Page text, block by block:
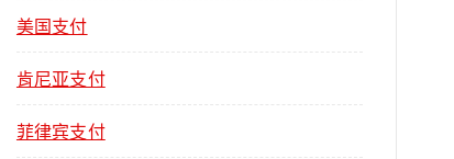
美国支付
肯尼亚支付
菲律宾支付